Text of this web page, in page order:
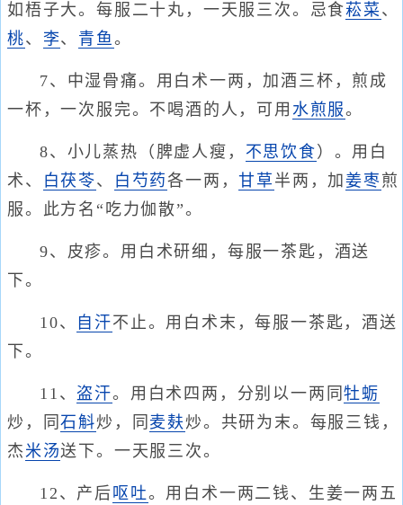
如梧子大。每服二十丸，一天服三次。忌食菘菜 、
桃、 李、 青鱼。
7、中湿骨痛。用白术一两，加酒三杯，煎成
一杯，一次服完。不喝酒的人，可用 水煎服。
8、小儿蒸热（脾虚人瘦， 不思饮食 ）。用白
术、
白茯苓、 白芍药各一两，甘草 半两，加姜枣煎
服。此方名“吃力伽散”。
9、皮疹。用白术研细，每服一茶匙，酒送
下。
10、 自汗不止。用白术末，每服一茶匙，酒送
下。
11、 盗汗。用白术四两，分别以一两同牡蛎
炒，同石斛炒，同 麦麸炒。共研为末。每服三钱，
杰米汤送下。一天服三次。
12、产后呕吐。用白术一两二钱、生姜一两五